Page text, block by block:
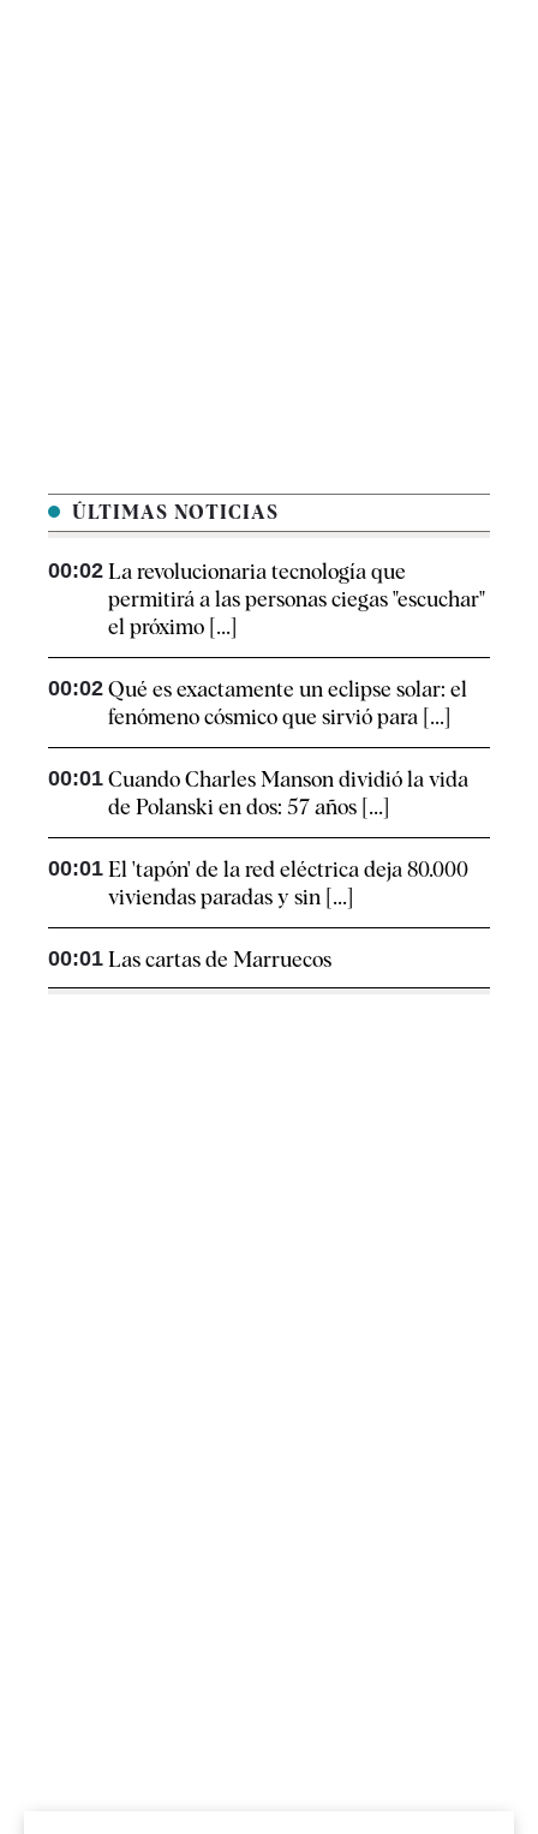
ÚLTIMAS NOTICIAS
00:02 La revolucionaria tecnología que
permitirá a las personas ciegas "escuchar"
el próximo [...]
00:02 Qué es exactamente un eclipse solar: el
fenómeno cósmico que sirvió para [...]
00:01 Cuando Charles Manson dividió la vida
de Polanski en dos: 57 años [...]
00:01 El 'tapón' de la red eléctrica deja 80.000
viviendas paradas y sin [...]
00:01 Las cartas de Marruecos